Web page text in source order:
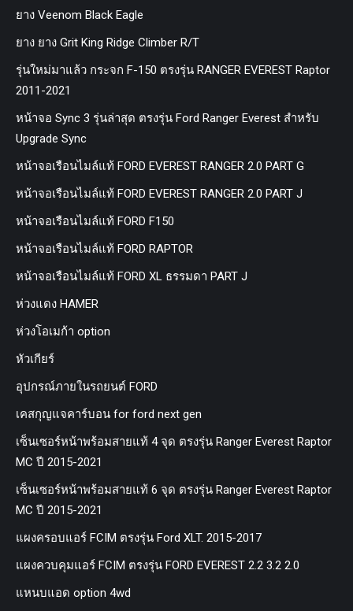
ยาง Veenom Black Eagle
ยาง ยาง Grit King Ridge Climber R/T
รุ่นใหม่มาแล้ว กระจก F-150 ตรงรุ่น RANGER EVEREST Raptor
2011-2021
หน้าจอ Sync 3 รุ่นล่าสุด ตรงรุ่น Ford Ranger Everest สำหรับ
Upgrade Sync
หน้าจอเรือนไมล์แท้ FORD EVEREST RANGER 2.0 PART G
หน้าจอเรือนไมล์แท้ FORD EVEREST RANGER 2.0 PART J
หน้าจอเรือนไมล์แท้ FORD F150
หน้าจอเรือนไมล์แท้ FORD RAPTOR
หน้าจอเรือนไมล์แท้ FORD XL ธรรมดา PART J
ห่วงแดง HAMER
ห่วงโอเมก้า option
หัวเกียร์
อุปกรณ์ภายในรถยนต์ FORD
เคสกุญแจคาร์บอน for ford next gen
เซ็นเซอร์หน้าพร้อมสายแท้ 4 จุด ตรงรุ่น Ranger Everest Raptor
MC ปี 2015-2021
เซ็นเซอร์หน้าพร้อมสายแท้ 6 จุด ตรงรุ่น Ranger Everest Raptor
MC ปี 2015-2021
แผงครอบแอร์ FCIM ตรงรุ่น Ford XLT. 2015-2017
แผงควบคุมแอร์ FCIM ตรงรุ่น FORD EVEREST 2.2 3.2 2.0
แหนบแอด option 4wd